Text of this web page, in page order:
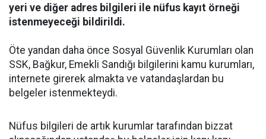
yeri ve diğer adres bilgileri ile nüfus kayıt örneği
istenmeyeceği bildirildi.
Öte yandan daha önce Sosyal Güvenlik Kurumları olan
SSK, Bağkur, Emekli Sandığı bilgilerini kamu kurumları,
internete girerek almakta ve vatandaşlardan bu
belgeler istenmekteydi.
Nüfus bilgileri de artık kurumlar tarafından bizzat